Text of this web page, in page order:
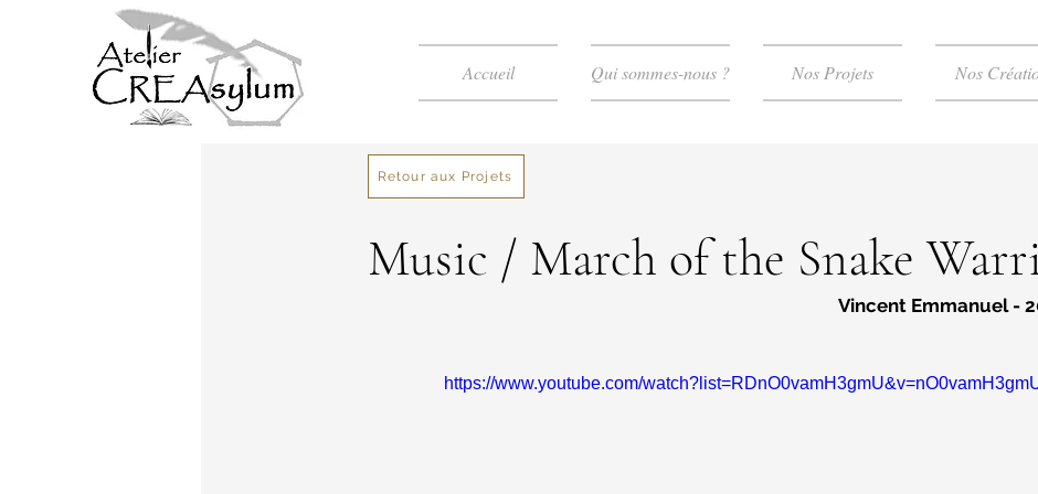
Accueil Qui sommes-nous ? Nos Projets Nos
Retour aux Projets
Music / March of the Snake
Vincent Emmanuel -
https://www.youtube.com/